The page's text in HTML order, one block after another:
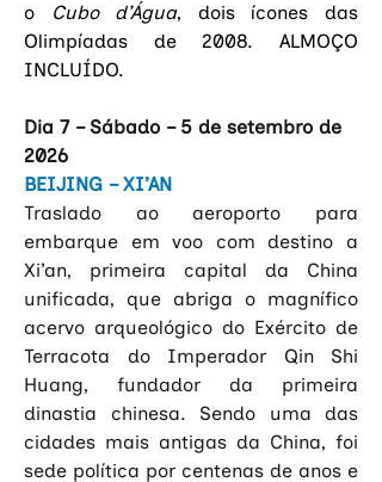
o Cubo d’Água, dois ícones das
Olimpíadas de 2008. ALMOÇO
INCLUÍDO.
Dia 7 – Sábado – 5 de setembro de
2026
BEIJING – XI’AN
Traslado ao aeroporto para
embarque em voo com destino a
Xi’an, primeira capital da China
unificada, que abriga o magnífico
acervo arqueológico do Exército de
Terracota do Imperador Qin Shi
Huang, fundador da primeira
dinastia chinesa. Sendo uma das
cidades mais antigas da China, foi
sede política por centenas de anos e